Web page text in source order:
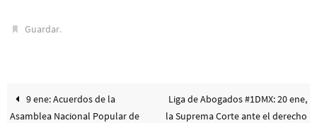
Guardar.
9 ene: Acuerdos de la
Asamblea Nacional Popular de
Liga de Abogados #1DMX: 20 ene,
la Suprema Corte ante el derecho